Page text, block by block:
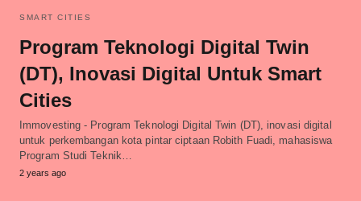
SMART CITIES
Program Teknologi Digital Twin
(DT), Inovasi Digital Untuk Smart
Cities
Immovesting - Program Teknologi Digital Twin (DT), inovasi digital
untuk perkembangan kota pintar ciptaan Robith Fuadi, mahasiswa
Program Studi Teknik…
2 years ago